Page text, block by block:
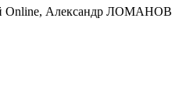
Online, Александр ЛОМАНОВ